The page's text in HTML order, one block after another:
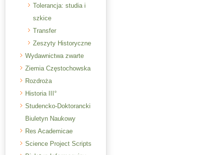
Tolerancja: studia i
szkice
Transfer
Zeszyty Historyczne
Wydawnictwa zwarte
Ziemia Częstochowska
Rozdroża
Historia III°
Studencko-Doktorancki
Biuletyn Naukowy
Res Academicae
Science Project Scripts